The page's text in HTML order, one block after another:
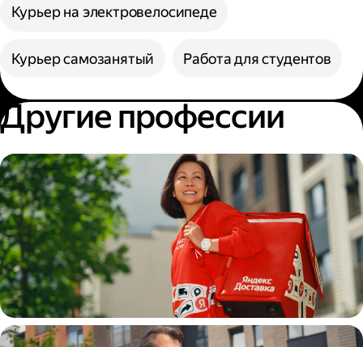
Курьер на электровелосипеде
Курьер самозанятый Работа для студентов
Другие профессии
Пеший курьер